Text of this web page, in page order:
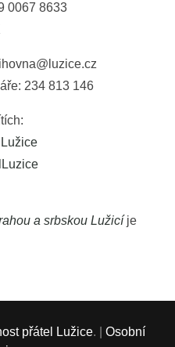
0067 8633
234 813 146
a srbskou Lužicíje
přátel Lužice. | Osobní